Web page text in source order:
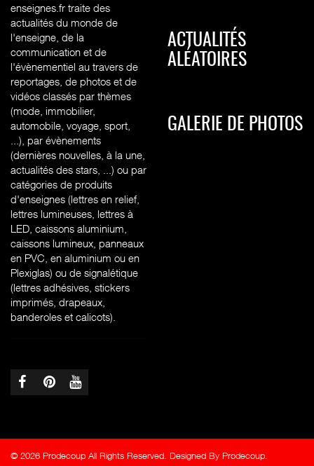
enseignes.fr traite des
actualités du monde de
l'enseigne, de la
communication et de
l'évènementiel au travers de
reportages, de photos et de
vidéos classés par thèmes
(mode, immobilier,
automobile, voyage, sport,
...), par évènements
(dernières nouvelles, à la une,
actualités des stars, ...) ou par
catégories de produits
d'enseignes (lettres en relief,
lettres lumineuses, lettres à
LED, caissons aluminium,
caissons lumineux, panneaux
en PVC, en aluminium ou en
Plexiglas) ou de signalétique
(lettres adhésives, stickers
imprimés, drapeaux,
banderoles et calicots).
ACTUALITÉS
ALÉATOIRES
GALERIE DE PHOTOS
© 2026 Prodecoup All Rights Reserved. Designed By Prodecoup.